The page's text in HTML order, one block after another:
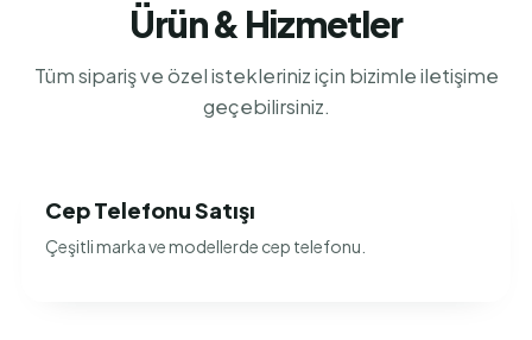
Ürün & Hizmetler
Tüm sipariş ve özel istekleriniz için bizimle iletişime
geçebilirsiniz.
Cep Telefonu Satışı
Çeşitli marka ve modellerde cep telefonu.